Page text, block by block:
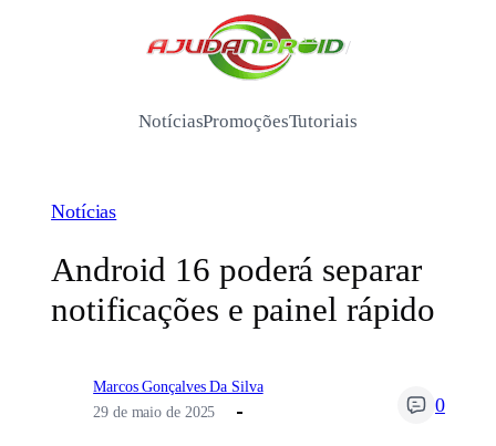
/
NotíciasPromoçõesTutoriais
Notícias
Android 16 poderá separar
notificações e painel rápido
Marcos Gonçalves Da Silva
29 de maio de 2025
0